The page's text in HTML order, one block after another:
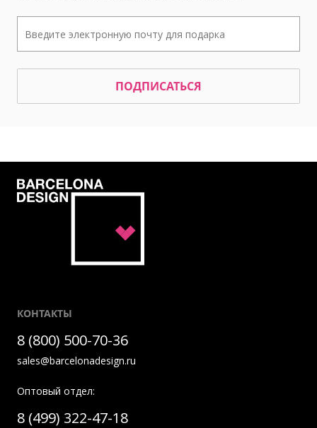
ПОДПИСАТЬСЯ
КОНТАКТЫ
8 (800) 500-70-36
sales@barcelonadesign.ru
Оптовый отдел:
8 (499) 322-47-18